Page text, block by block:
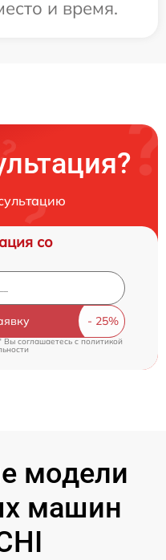
и время.
со
Вы соглашаетесь cполитикой
модели
машин